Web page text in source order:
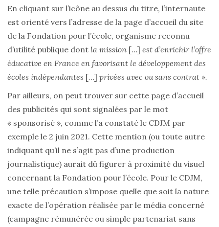
En cliquant sur l’icône au dessus du titre, l’internaute
est orienté vers l’adresse de la page d’accueil du site
de la Fondation pour l’école, organisme reconnu
d’utilité publique dont la mission […] est d’enrichir l’offre
éducative en France en favorisant le développement des
écoles indépendantes […] privées avec ou sans contrat ».
Par ailleurs, on peut trouver sur cette page d’accueil
des publicités qui sont signalées par le mot
« sponsorisé », comme l’a constaté le CDJM par
exemple le 2 juin 2021. Cette mention (ou toute autre
indiquant qu’il ne s’agit pas d’une production
journalistique) aurait dû figurer à proximité du visuel
concernant la Fondation pour l’école. Pour le CDJM,
une telle précaution s’impose quelle que soit la nature
exacte de l’opération réalisée par le média concerné
(campagne rémunérée ou simple partenariat sans